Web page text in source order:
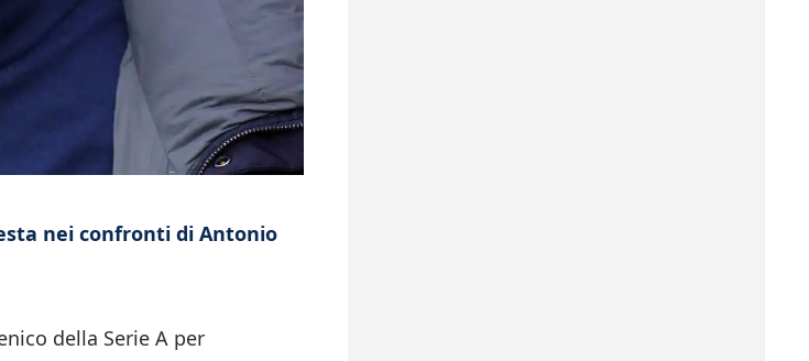
nei confronti di Antonio
della Serie A per